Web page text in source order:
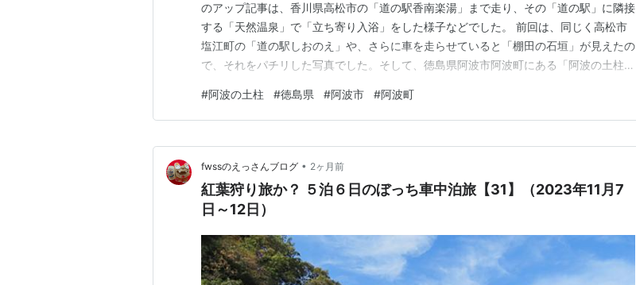
のアップ記事は、香川県高松市の「道の駅香南楽湯」まで走り、その「道の駅」に隣接
する「天然温泉」で「立ち寄り入浴」をした様子などでした。 前回は、同じく高松市
塩江町の「道の駅しおのえ」や、さらに車を走らせていると「棚田の石垣」が見えたの
で、それをパチリした写真でした。そして、徳島県阿波市阿波町にある「阿波の土柱」
がら、パチリした写真です。「阿波の土柱」の記事アップは、2回目になります。「サ
スペンスドラマ」で、良く見るような景色です。 ランキン…
#阿波の土柱 #徳島県 #阿波市 #阿波町
fwssのえっさんブログ • 2ヶ月前
紅葉狩り旅か？ ５泊６日のぼっち車中泊旅【31】（2023年11月7
日～12日）